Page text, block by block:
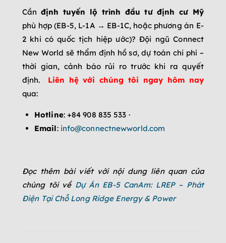
Cần định tuyến lộ trình đầu tư định cư Mỹ
phù hợp (EB-5, L-1A → EB-1C, hoặc phương án E-
2 khi có quốc tịch hiệp ước)? Đội ngũ Connect
New World sẽ thẩm định hồ sơ, dự toán chi phí –
thời gian, cảnh báo rủi ro trước khi ra quyết
định. Liên hệ với chúng tôi ngay hôm nay
qua:
Hotline: +84 908 835 533 ·
Email: info@connectnewworld.com
Đọc thêm bài viết với nội dung liên quan của
chúng tôi về Dự Án EB-5 CanAm: LREP – Phát
Điện Tại Chỗ Long Ridge Energy & Power